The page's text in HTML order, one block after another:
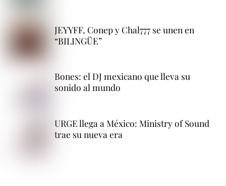
JEYYFF, Conep y Chal777 se unen en
“BILINGÜE”
Bones: el DJ mexicano que lleva su
sonido al mundo
URGE llega a México: Ministry of Sound
trae su nueva era